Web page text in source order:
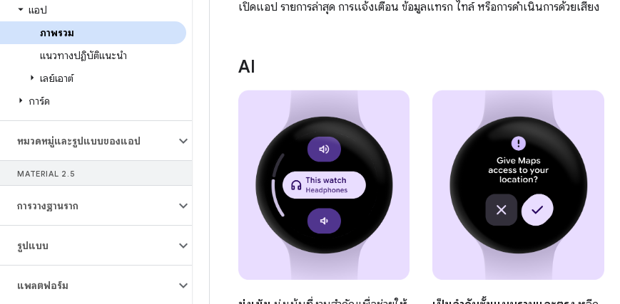
แอป
ภาพรวม
แนวทางปฏิบัติแนะนำ
เลย์เอาต์
การ์ด
หมวดหมู่และรูปแบบของแอป
MATERIAL 2 . 5
การวางฐานราก
รูปแบบ
แพลตฟอร์ม
เปิดแอป รายการล่าสุด การแจ้งเตือน ข้อมูลแทรก ไทล์ หรือการดำเนินการด้วยเสียง
AI